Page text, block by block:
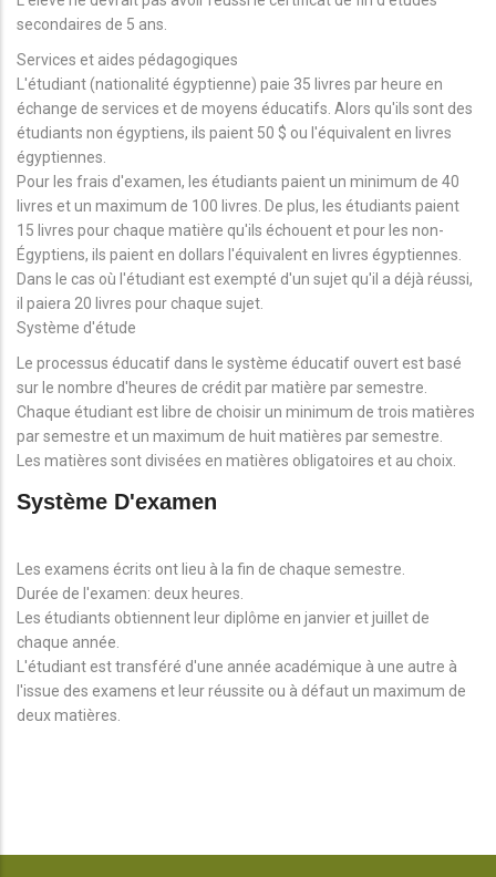
secondaires de 5 ans.
Services et aides pédagogiques
L'étudiant (nationalité égyptienne) paie 35 livres par heure en
échange de services et de moyens éducatifs. Alors qu'ils sont des
étudiants non égyptiens, ils paient 50 $ ou l'équivalent en livres
égyptiennes.
Pour les frais d'examen, les étudiants paient un minimum de 40
livres et un maximum de 100 livres. De plus, les étudiants paient
15 livres pour chaque matière qu'ils échouent et pour les non-
Égyptiens, ils paient en dollars l'équivalent en livres égyptiennes.
Dans le cas où l'étudiant est exempté d'un sujet qu'il a déjà réussi,
il paiera 20 livres pour chaque sujet.
Système d'étude
Le processus éducatif dans le système éducatif ouvert est basé
sur le nombre d'heures de crédit par matière par semestre.
Chaque étudiant est libre de choisir un minimum de trois matières
par semestre et un maximum de huit matières par semestre.
Les matières sont divisées en matières obligatoires et au choix.
Système D'examen
Les examens écrits ont lieu à la fin de chaque semestre.
Durée de l'examen: deux heures.
Les étudiants obtiennent leur diplôme en janvier et juillet de
chaque année.
L'étudiant est transféré d'une année académique à une autre à
l'issue des examens et leur réussite ou à défaut un maximum de
deux matières.